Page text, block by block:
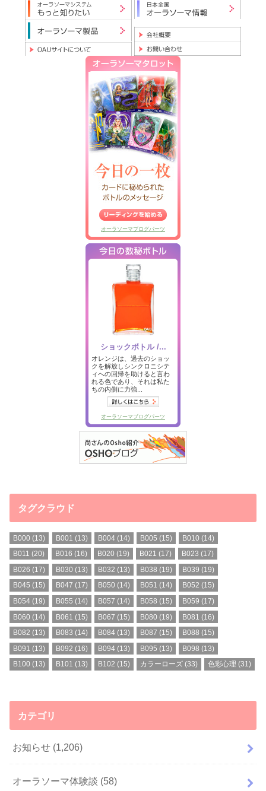
タグクラウド
B000 (13) B001 (13) B004(14) B005 (15) B010 (14)
B011 (20) B016 (16) B020 (19) B021 (17) B023 (17)
B026 (17) B030 (13) B032 (13) B038 (19) B039 (19)
B045 (15) B047 (17) B050 (14) B051 (14) B052 (15)
B054 (19) B055 (14) B057 (14) B058 (15) B059 (17)
B060 (14) B061 (15) B067 (15) B080 (19) B081 (16)
B082 (13) B083 (14) B084(13) B087 (15) B088 (15)
B091 (13) B092 (16) B094(13) B095 (13) B098 (13)
B100 (13) B101 (13) B102 (15) カラーローズ (33) 色彩心理 (31)
カテゴリ
お知らせ (1,206)
オーラソーマ体験談 (58)